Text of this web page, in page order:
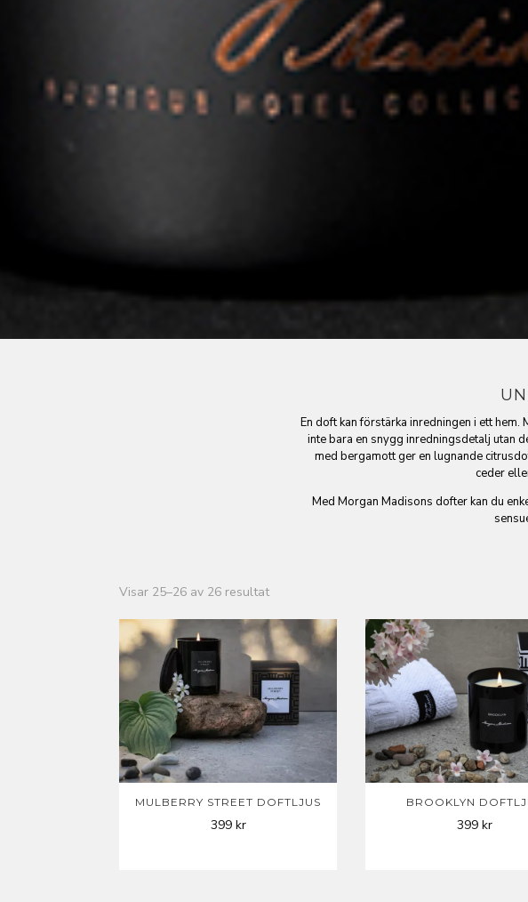
En doft kan förstärka inredningen i ett
inte bara en snygg inredningsdetalj utan
med bergamott ger en lugnande
ceder
Med Morgan Madisons dofter kan du
Visar 25–26 av 26 resultatSortera
popularitet
MULBERRY STREET DOFTLJUS
399 kr
BROOKLYN
399 kr